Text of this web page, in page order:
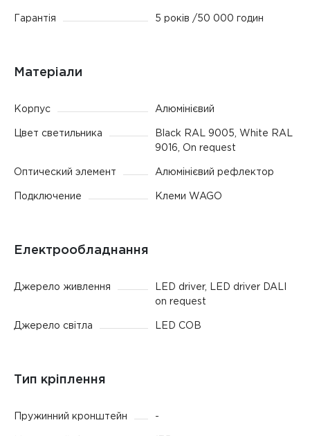
Гарантія 5 років /50 000 годин
Матеріали
Корпус Алюмінієвий
Цвет светильника
Black RAL 9005, White RAL
9016, On request
Оптический элемент Алюмінієвий рефлектор
Подключение Клеми WAGO
Електрообладнання
Джерело живлення
LED driver, LED driver DALI
on request
Джерело світла LED COB
Тип кріплення
Пружинний кронштейн -